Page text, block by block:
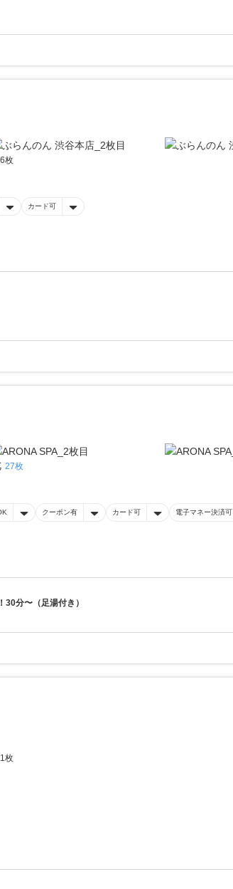
6枚
カード可
27枚
クーポン有 カード可 電子マネー決済可
分〜（足湯付き）
1枚